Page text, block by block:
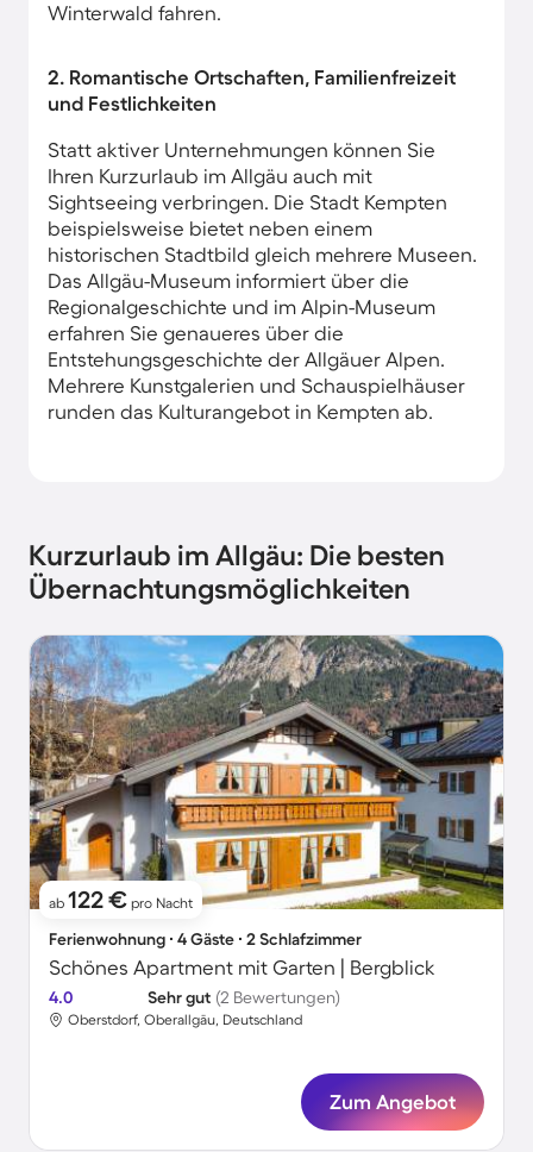
Winterwald fahren.
2. Romantische Ortschaften, Familienfreizeit
und Festlichkeiten
Statt aktiver Unternehmungen können Sie
Ihren Kurzurlaub im Allgäu auch mit
Sightseeing verbringen. Die Stadt Kempten
beispielsweise bietet neben einem
historischen Stadtbild gleich mehrere Museen.
Das Allgäu-Museum informiert über die
Regionalgeschichte und im Alpin-Museum
erfahren Sie genaueres über die
Entstehungsgeschichte der Allgäuer Alpen.
Mehrere Kunstgalerien und Schauspielhäuser
runden das Kulturangebot in Kempten ab.
Kurzurlaub im Allgäu: Die besten
Übernachtungsmöglichkeiten
ab 122 € pro Nacht
Ferienwohnung ∙ 4 Gäste ∙ 2 Schlafzimmer
Schönes Apartment mit Garten | Bergblick
4.0 Sehr gut (2 Bewertungen)
Oberstdorf, Oberallgäu, Deutschland
Zum Angebot